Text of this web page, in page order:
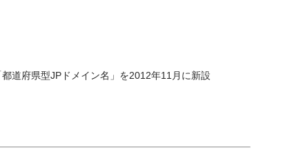
道府県型JPドメイン名」を2012年11月に新設